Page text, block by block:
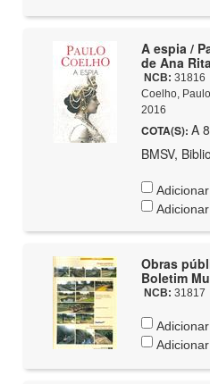
A espia /
de Ana
NCB: 31816
Coelho,
2016
COTA(S): A
BMSV,
Adicionar
Obras
Boletim
NCB: 31817
Adicionar